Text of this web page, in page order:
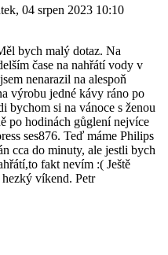
04 srpen 2023 10:10
bych malý dotaz. Na
čase na nahřátí vody v
nenarazil na alespoň
výrobu jedné kávy ráno po
bychom si na vánoce s ženou
po hodinách gůglení nejvíce
ses876. Teď máme Philips
cca do minuty, ale jestli bych
fakt nevím :( Ještě
víkend. Petr